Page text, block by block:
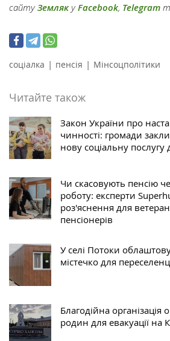
сайтуЗемлякуFacebook, Telegram
соціалка | пенсія | Мінсоцполітики
Читайте також
Закон України про
чинності: громади
нову соціальну послугу
Чи скасовують пенсію
роботу: експерти
роз'яснення для
пенсіонерів
У селі Потоки
містечко для
Благодійна організація
родин для евакуації на